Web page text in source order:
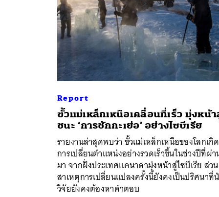
Report
ขั้วแม่เหล็กเหนือเคลื่อนที่เร็ว มุ่งหน้
ชนะ ‘การชักกะเย่อ’ อย่างไซบีเรีย
รายงานล่าสุดพบว่า ขั้วแม่เหล็กเหนือของโลกเกิด
การเปลี่ยนตำแหน่งอย่างรวดเร็วขึ้นในช่วงปีที่ผ่
มา จากฝั่งประเทศแคนาดามุ่งหน้าสู่ไซบีเรีย ส่วน
สาเหตุการเปลี่ยนแปลงครั้งนี้ยังคงเป็นปริศนาที่
วิจัยยังคงต้องหาคำตอบ